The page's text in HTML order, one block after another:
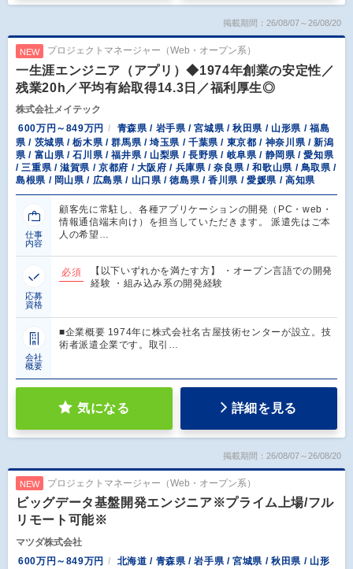
掲載期間：26/08/07～26/08/20
NEW プロジェクトマネージャー（Web・オープン系）
一生涯エンジニア（アプリ）◆1974年創業の安定性／
残業20h／平均有給取得14.3日／福利厚生◎
株式会社メイテック
600万円～849万円
青森県 / 岩手県 / 宮城県 / 秋田県 / 山形県 / 福島
県 / 茨城県 / 栃木県 / 群馬県 / 埼玉県 / 千葉県 / 東京都 / 神奈川県 / 新潟
県 / 富山県 / 石川県 / 福井県 / 山梨県 / 長野県 / 岐阜県 / 静岡県 / 愛知県
/ 三重県 / 滋賀県 / 京都府 / 大阪府 / 兵庫県 / 奈良県 / 和歌山県 / 鳥取県 /
島根県 / 岡山県 / 広島県 / 山口県 / 徳島県 / 香川県 / 愛媛県 / 高知県
仕事
内容
顧客先に常駐し、各種アプリケーションの開発（PC・web・
情報通信端末向け）を担当していただきます。 派遣先はご本
人の希望…
応募
資格
必須
【以下いずれかを満たす方】 ・オープン言語での開発
経験 ・組み込み系の開発経験
会社
概要
■企業概要 1974年に株式会社名古屋技術センターが設立。技
術者派遣企業です。取引…
気になる 詳細を見る
掲載期間：26/08/07～26/08/20
NEW プロジェクトマネージャー（Web・オープン系）
ビッグデータ基盤開発エンジニア※プライム上場/フル
リモート可能※
マツダ株式会社
600万円～849万円
北海道 / 青森県 / 岩手県 / 宮城県 / 秋田県 / 山形